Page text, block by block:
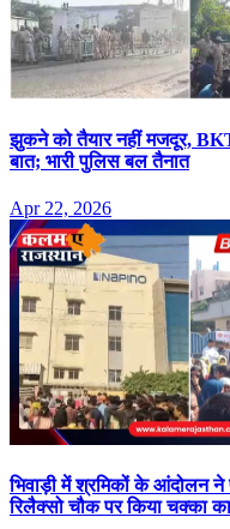
झुकने को तैयार नहीं मजदूर,
बात; भारी पुलिस बल तैनात
Apr 22, 2026
भिवाड़ी में श्रमिकों के आंदोलन ने
रिलैक्सो चौक पर किया चक्का